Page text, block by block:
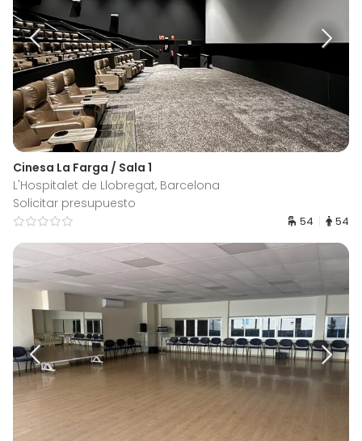
Cinesa La Farga / Sala 1
L'Hospitalet de Llobregat, Barcelona
Solicitar presupuesto
54 54